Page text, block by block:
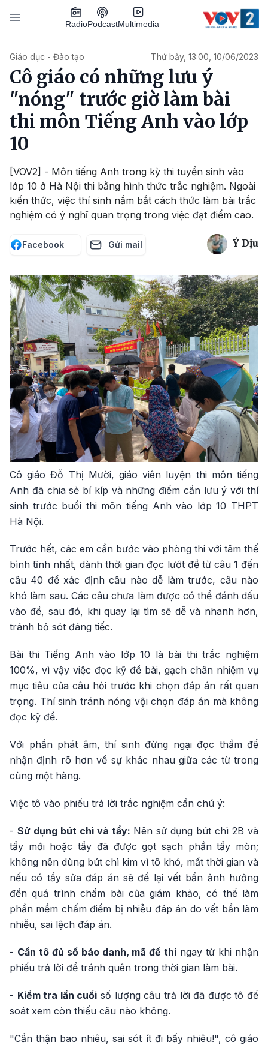
Nhảy đến nội dung
RadioPodcastMultimedia
Giáo dục - Đào tạo Thứ bảy, 13:00, 10/06/2023
Cô giáo có những lưu ý
"nóng" trước giờ làm bài
thi môn Tiếng Anh vào lớp
10
[VOV2] - Môn tiếng Anh trong kỳ thi tuyển sinh vào
lớp 10 ở Hà Nội thi bằng hình thức trắc nghiệm. Ngoài
kiến thức, việc thí sinh nắm bắt cách thức làm bài trắc
nghiệm có ý nghĩ quan trọng trong việc đạt điểm cao.
Facebook Gửi mail Ý Dịu
Cô giáo Đỗ Thị Mười, giáo viên luyện thi môn tiếng
Anh đã chia sẻ bí kíp và những điểm cần lưu ý với thí
sinh trước buổi thi môn tiếng Anh vào lớp 10 THPT
Hà Nội.
Trước hết, các em cần bước vào phòng thi với tâm thế
bình tĩnh nhất, dành thời gian đọc lướt đề từ câu 1 đến
câu 40 để xác định câu nào dễ làm trước, câu nào
khó làm sau. Các câu chưa làm được có thể đánh dấu
vào đề, sau đó, khi quay lại tìm sẽ dễ và nhanh hơn,
tránh bỏ sót đáng tiếc.
Bài thi Tiếng Anh vào lớp 10 là bài thi trắc nghiệm
100%, vì vậy việc đọc kỹ đề bài, gạch chân nhiệm vụ
mục tiêu của câu hỏi trước khi chọn đáp án rất quan
trọng. Thí sinh tránh nóng vội chọn đáp án mà không
đọc kỹ đề.
Với phần phát âm, thí sinh đừng ngại đọc thầm để
nhận định rõ hơn về sự khác nhau giữa các từ trong
cùng một hàng.
Việc tô vào phiếu trả lời trắc nghiệm cần chú ý:
- Sử dụng bút chì và tẩy: Nên sử dụng bút chì 2B và
tẩy mới hoặc tẩy đã được gọt sạch phần tẩy mòn;
không nên dùng bút chì kim vì tô khó, mất thời gian và
nếu có tẩy sửa đáp án sẽ để lại vết bẩn ảnh hưởng
đến quá trình chấm bài của giám khảo, có thể làm
phần mềm chấm điểm bị nhiễu đáp án do vết bẩn làm
nhiễu, sai lệch đáp án.
- Cần tô đủ số báo danh, mã đề thi ngay từ khi nhận
phiếu trả lời để tránh quên trong thời gian làm bài.
- Kiểm tra lần cuối số lượng câu trả lời đã được tô để
soát xem còn thiếu câu nào không.
"Cẩn thận bao nhiêu, sai sót ít đi bấy nhiêu!", cô giáo